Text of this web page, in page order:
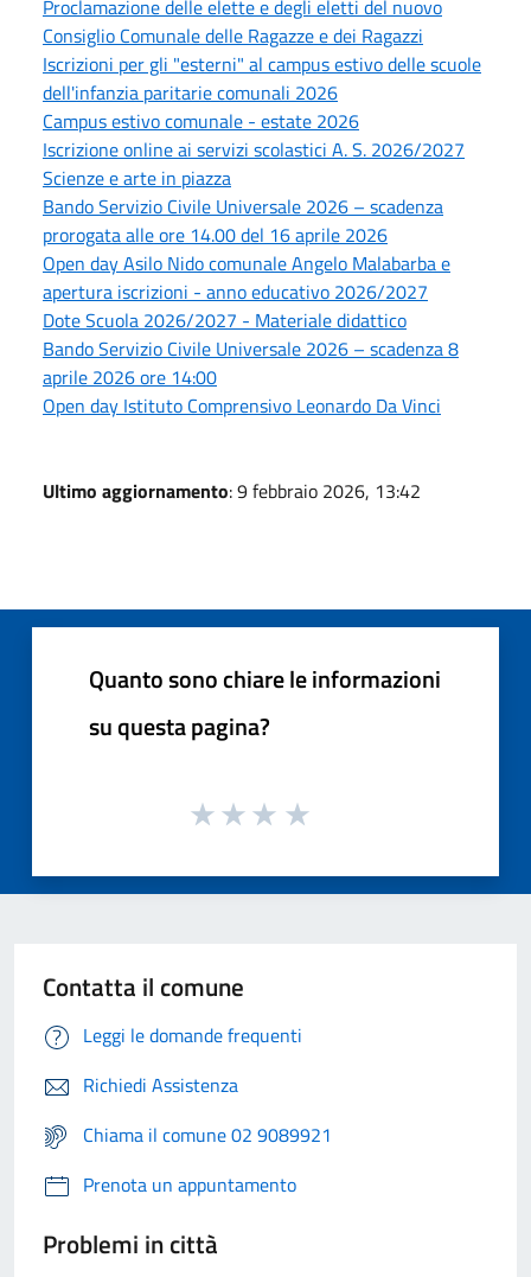
Proclamazione delle elette e degli eletti del nuovo
Consiglio Comunale delle Ragazze e dei Ragazzi
Iscrizioni per gli "esterni" al campus estivo delle scuole
dell'infanzia paritarie comunali 2026
Campus estivo comunale - estate 2026
Iscrizione online ai servizi scolastici A. S. 2026/2027
Scienze e arte in piazza
Bando Servizio Civile Universale 2026 – scadenza
prorogata alle ore 14.00 del 16 aprile 2026
Open day Asilo Nido comunale Angelo Malabarba e
apertura iscrizioni - anno educativo 2026/2027
Dote Scuola 2026/2027 - Materiale didattico
Bando Servizio Civile Universale 2026 – scadenza 8
aprile 2026 ore 14:00
Open day Istituto Comprensivo Leonardo Da Vinci
Ultimo aggiornamento: 9 febbraio 2026, 13:42
Quanto sono chiare le informazioni
su questa pagina?
Contatta il comune
Leggi le domande frequenti
Richiedi Assistenza
Chiama il comune 02 9089921
Prenota un appuntamento
Problemi in città